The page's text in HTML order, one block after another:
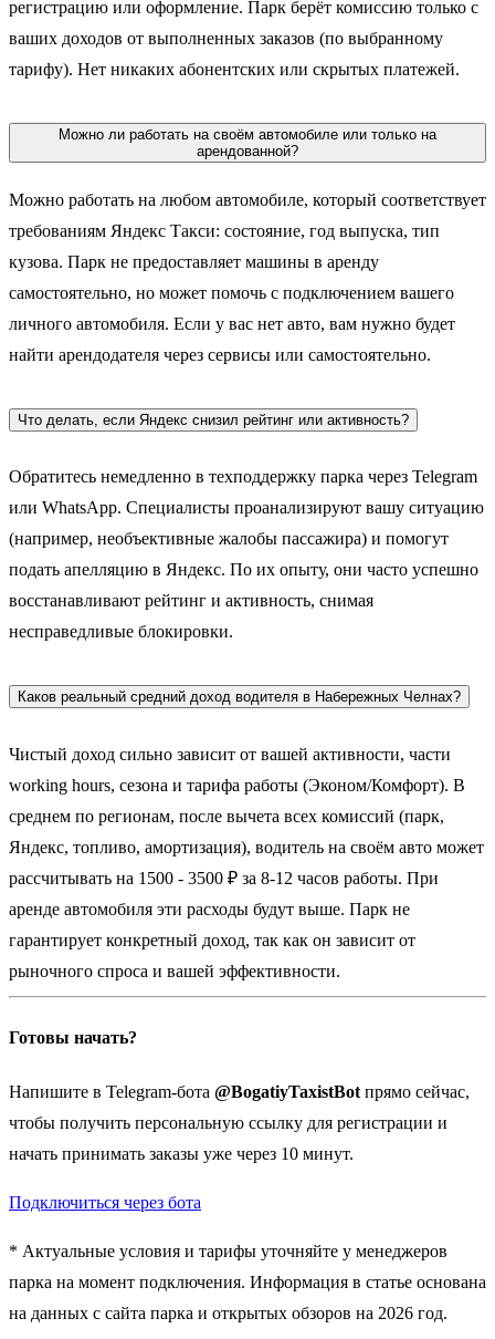
регистрацию или оформление. Парк берёт комиссию только с
ваших доходов от выполненных заказов (по выбранному
тарифу). Нет никаких абонентских или скрытых платежей.
Можно ли работать на своём автомобиле или только на
арендованной?
Можно работать на любом автомобиле, который соответствует
требованиям Яндекс Такси: состояние, год выпуска, тип
кузова. Парк не предоставляет машины в аренду
самостоятельно, но может помочь с подключением вашего
личного автомобиля. Если у вас нет авто, вам нужно будет
найти арендодателя через сервисы или самостоятельно.
Что делать, если Яндекс снизил рейтинг или активность?
Обратитесь немедленно в техподдержку парка через Telegram
или WhatsApp. Специалисты проанализируют вашу ситуацию
(например, необъективные жалобы пассажира) и помогут
подать апелляцию в Яндекс. По их опыту, они часто успешно
восстанавливают рейтинг и активность, снимая
несправедливые блокировки.
Каков реальный средний доход водителя в Набережных Челнах?
Чистый доход сильно зависит от вашей активности, части
working hours, сезона и тарифа работы (Эконом/Комфорт). В
среднем по регионам, после вычета всех комиссий (парк,
Яндекс, топливо, амортизация), водитель на своём авто может
рассчитывать на 1500 - 3500 ₽ за 8-12 часов работы. При
аренде автомобиля эти расходы будут выше. Парк не
гарантирует конкретный доход, так как он зависит от
рыночного спроса и вашей эффективности.
Готовы начать?
Напишите в Telegram-бота @BogatiyTaxistBot прямо сейчас,
чтобы получить персональную ссылку для регистрации и
начать принимать заказы уже через 10 минут.
Подключиться через бота
* Актуальные условия и тарифы уточняйте у менеджеров
парка на момент подключения. Информация в статье основана
на данных с сайта парка и открытых обзоров на 2026 год.